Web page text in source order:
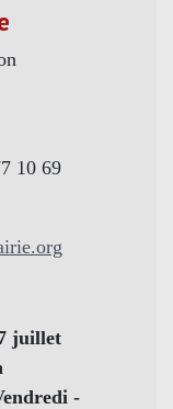
10 69
juillet
-